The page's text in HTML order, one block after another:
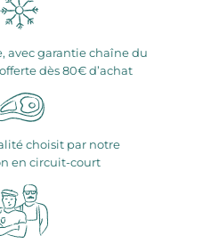
avec garantie chaîne du
dès 80€ d’achat
choisit par notre
en circuit-court